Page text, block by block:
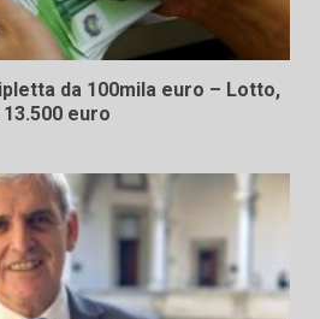
da 100mila euro – Lotto,
euro